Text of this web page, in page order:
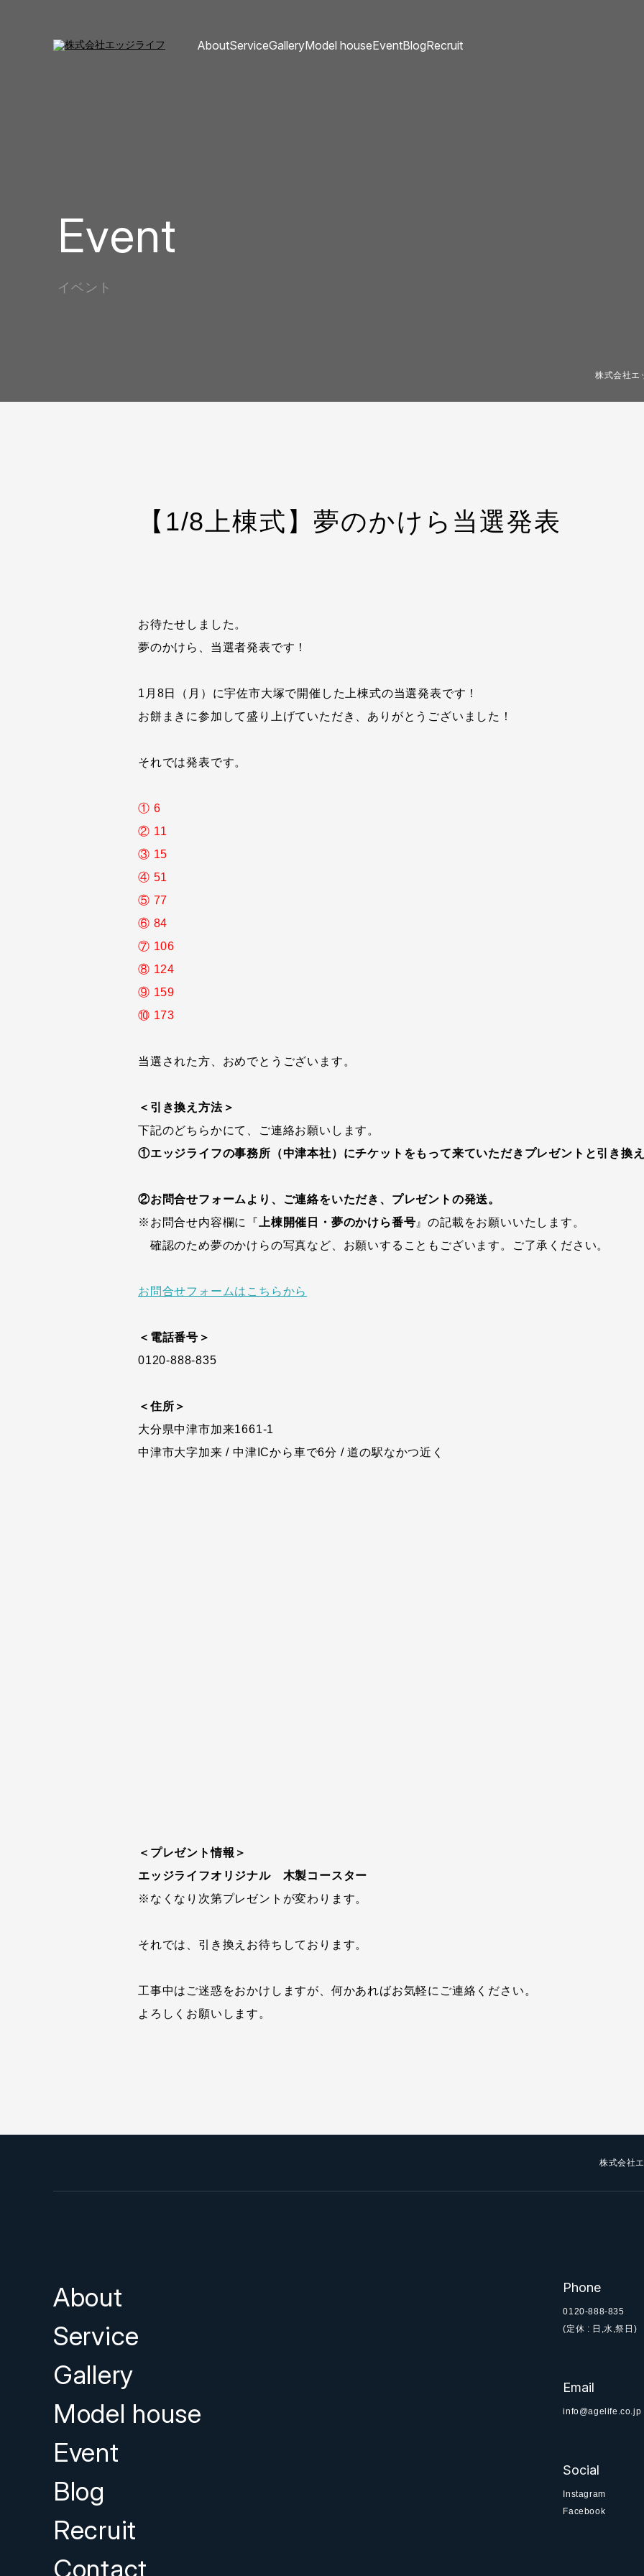
AboutServiceGalleryModel houseEventBlogRecruit
Event
イベント
株式会社エ
【1/8上棟式】夢のかけら当選発表
お待たせしました。
夢のかけら、当選者発表です！
1月8日（月）に宇佐市大塚で開催した上棟式の当選発表です！
お餅まきに参加して盛り上げていただき、ありがとうございました！
それでは発表です。
① 6
② 11
③ 15
④ 51
⑤ 77
⑥ 84
⑦ 106
⑧ 124
⑨ 159
⑩ 173
当選された方、おめでとうございます。
＜引き換え方法＞
下記のどちらかにて、ご連絡お願いします。
①エッジライフの事務所（中津本社）にチケットをもって来ていただきプレゼントと引き換
②お問合せフォームより、ご連絡をいただき、プレゼントの発送。
※お問合せ内容欄に『
上棟開催日・夢のかけら番号 』の記載をお願いいたします。
確認のため夢のかけらの写真など、お願いすることもございます。ご了承ください。
お問合せフォームはこちらから
＜電話番号＞
0120-888-835
＜住所＞
大分県中津市加来1661-1
中津市大字加来 / 中津ICから車で6分 / 道の駅なかつ近く
＜プレゼント情報＞
エッジライフオリジナル 木製コースター
※なくなり次第プレゼントが変わります。
それでは、引き換えお待ちしております。
工事中はご迷惑をおかけしますが、何かあればお気軽にご連絡ください。
よろしくお願いします。
株式会社
About
Service
Gallery
Model house
Event
Blog
Recruit
Contact
Phone
0120-888-835
(定休 : 日,水,祭日)
Email
info@agelife.co.jp
Social
Instagram
Facebook